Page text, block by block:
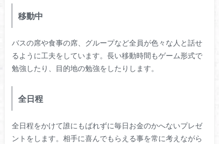
移動中
バスの席や食事の席、グループなど全員が色々な人と話せ
るように工夫をしています。長い移動時間もゲーム形式で
勉強したり、目的地の勉強をしたりします。
全日程
全日程をかけて誰にもばれずに毎日お金のかへないプレゼ
ントをします。相手に喜んでもらえる事を常に考えながら